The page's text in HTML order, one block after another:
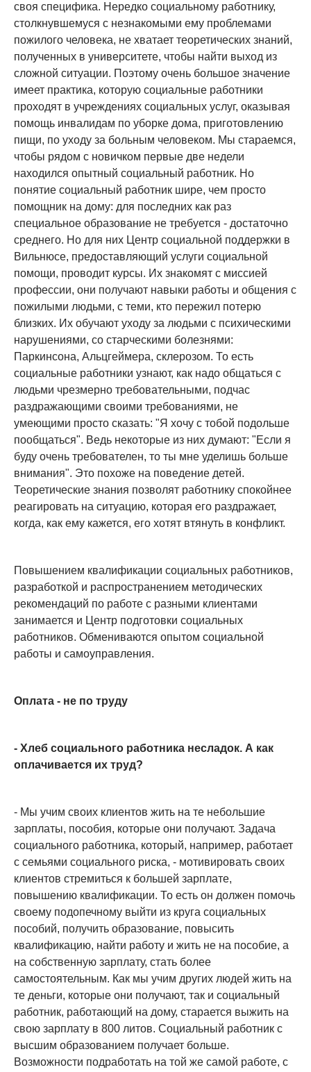
своя специфика. Нередко социальному работнику,
столкнувшемуся с незнакомыми ему проблемами
пожилого человека, не хватает теоретических знаний,
полученных в университете, чтобы найти выход из
сложной ситуации. Поэтому очень большое значение
имеет практика, которую социальные работники
проходят в учреждениях социальных услуг, оказывая
помощь инвалидам по уборке дома, приготовлению
пищи, по уходу за больным человеком. Мы стараемся,
чтобы рядом с новичком первые две недели
находился опытный социальный работник. Но
понятие социальный работник шире, чем просто
помощник на дому: для последних как раз
специальное образование не требуется - достаточно
среднего. Но для них Центр социальной поддержки в
Вильнюсе, предоставляющий услуги социальной
помощи, проводит курсы. Их знакомят с миссией
профессии, они получают навыки работы и общения с
пожилыми людьми, с теми, кто пережил потерю
близких. Их обучают уходу за людьми с психическими
нарушениями, со старческими болезнями:
Паркинсона, Альцгеймера, склерозом. То есть
социальные работники узнают, как надо общаться с
людьми чрезмерно требовательными, подчас
раздражающими своими требованиями, не
умеющими просто сказать: "Я хочу с тобой подольше
пообщаться". Ведь некоторые из них думают: "Если я
буду очень требователен, то ты мне уделишь больше
внимания". Это похоже на поведение детей.
Теоретические знания позволят работнику спокойнее
реагировать на ситуацию, которая его раздражает,
когда, как ему кажется, его хотят втянуть в конфликт.
Повышением квалификации социальных работников,
разработкой и распространением методических
рекомендаций по работе с разными клиентами
занимается и Центр подготовки социальных
работников. Обмениваются опытом социальной
работы и самоуправления.
Оплата - не по труду
- Хлеб социального работника несладок. А как
оплачивается их труд?
- Мы учим своих клиентов жить на те небольшие
зарплаты, пособия, которые они получают. Задача
социального работника, который, например, работает
с семьями социального риска, - мотивировать своих
клиентов стремиться к большей зарплате,
повышению квалификации. То есть он должен помочь
своему подопечному выйти из круга социальных
пособий, получить образование, повысить
квалификацию, найти работу и жить не на пособие, а
на собственную зарплату, стать более
самостоятельным. Как мы учим других людей жить на
те деньги, которые они получают, так и социальный
работник, работающий на дому, старается выжить на
свою зарплату в 800 литов. Социальный работник с
высшим образованием получает больше.
Возможности подработать на той же самой работе, с